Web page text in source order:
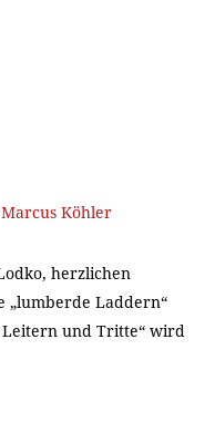
Marcus Köhler
herzlichen
„lumberde Laddern“
Leitern und Tritte“ wird